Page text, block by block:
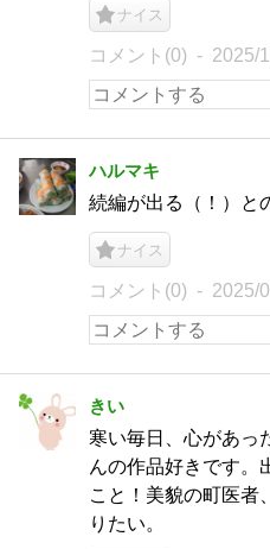
ナイス
コメント(0) 2025/
ハルマキ
続編が出る（！）と
ナイス
コメント(0) 2025/
きい
寒い毎日、心があっ
んの作品好きです。
こと！美貌の町医者
りたい。